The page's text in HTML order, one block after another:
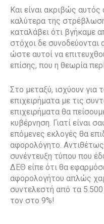
Και είναι ακριβώς
καλύτερα της
καταλάβει ότι βγήκαμε
στόχοι δε
ώστε αυτοί να
επίσης, που η θεωρία
Στο μεταξύ, ισχύουν για
επιχειρήματα με τις
επιχειρήματα θα
κυβέρνηση. Γιατί είναι
επόμενες εκλογές θα
αφορολόγητο.
συνέντευξη τύπου που
ΔΕΘ είπε ότι θα
αφορολογήτου απλώς
συντελεστή από τα
τον στο 9%!